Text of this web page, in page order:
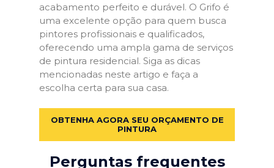
acabamento perfeito e durável. O Grifo é
uma excelente opção para quem busca
pintores profissionais e qualificados,
oferecendo uma ampla gama de serviços
de pintura residencial. Siga as dicas
mencionadas neste artigo e faça a
escolha certa para sua casa.
OBTENHA AGORA SEU ORÇAMENTO DE
PINTURA
Perguntas frequentes